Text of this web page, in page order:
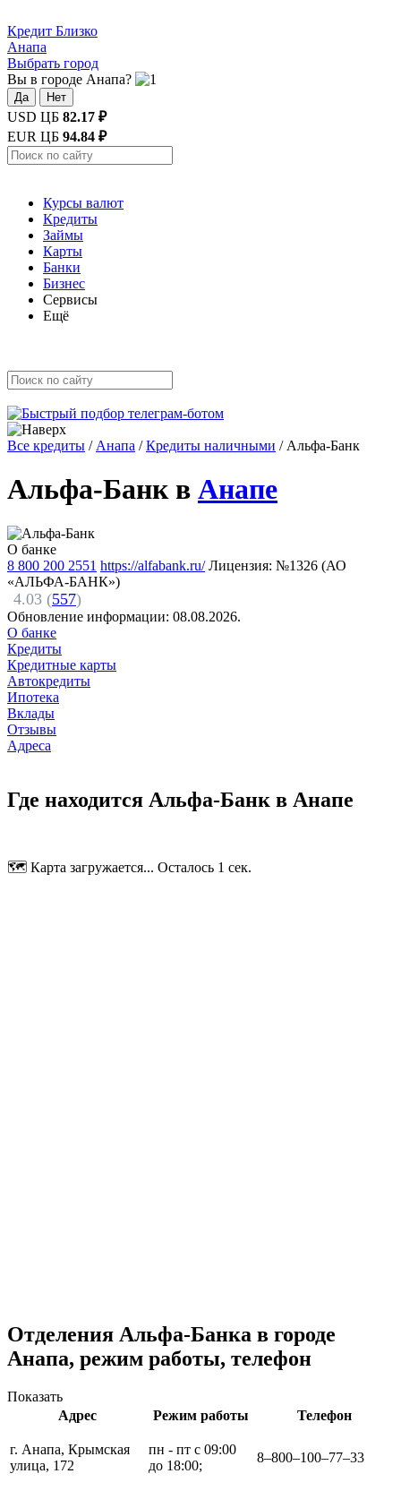
Кредит Близко
Анапа
Выбрать город
Вы в городе Анапа?
Да Нет
USD ЦБ 82.17 ₽
EUR ЦБ 94.84 ₽
Курсы валют
Кредиты
Займы
Карты
Банки
Бизнес
Сервисы
Ещё
Все кредиты / Анапа /Кредиты наличными / Альфа-Банк
Альфа-Банк в Анапе
О банке
8 800 200 2551 https://alfabank.ru/ Лицензия: №1326 (АО
«АЛЬФА-БАНК»)
4.03 (557)
Обновление информации: 08.08.2026.
О банке
Кредиты
Кредитные карты
Автокредиты
Ипотека
Вклады
Отзывы
Адреса
Где находится Альфа-Банк в Анапе
🗺️ Карта загружается... Осталось 1 сек.
Отделения Альфа-Банка в городе
Анапа, режим работы, телефон
Показать
Адрес
Режим работы Телефон
г. Анапа, Крымская
улица, 172
пн - пт с 09:00
до 18:00;
8‒800‒100‒77‒33